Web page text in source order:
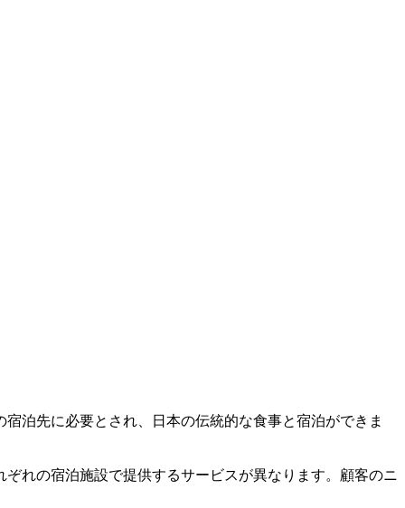
泊先に必要とされ、日本の伝統的な食事と宿泊ができま
れの宿泊施設で提供するサービスが異なります。顧客のニ